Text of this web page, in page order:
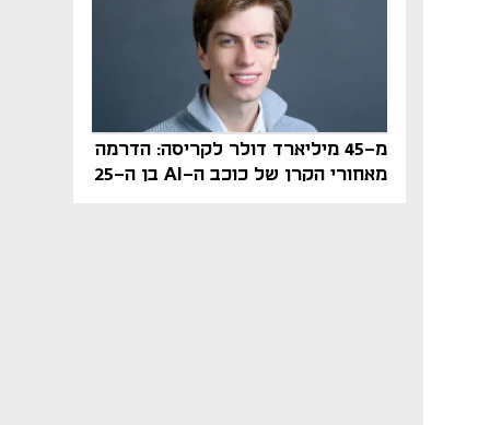
מ-45 מיליארד דולר לקריסה: הדרמה
מאחורי הקרן של כוכב ה-AI בן ה-25